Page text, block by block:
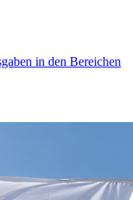
in den Bereichen